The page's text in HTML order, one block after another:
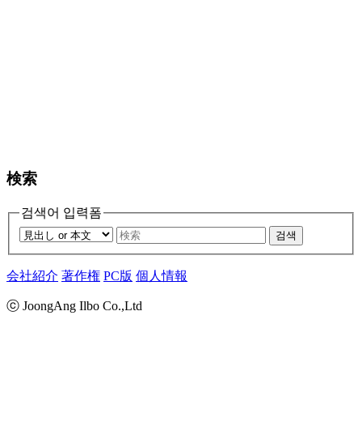
検索
검색어 입력폼
검색
会社紹介 著作権 PC版 個人情報
ⓒ JoongAng Ilbo Co.,Ltd